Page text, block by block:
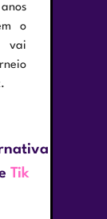
o
vai
Tik